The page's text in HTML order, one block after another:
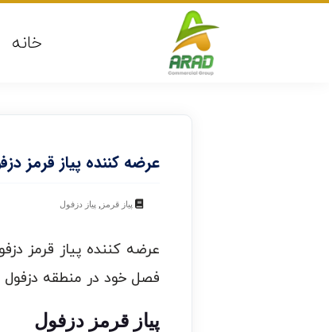
خانه
عرضه کننده پیاز قرمز
پیاز قرمز , پیاز دزفول
عرضه کننده پیاز قرمز
فصل خود در منطقه دزفول
پیاز قرمز دزفول